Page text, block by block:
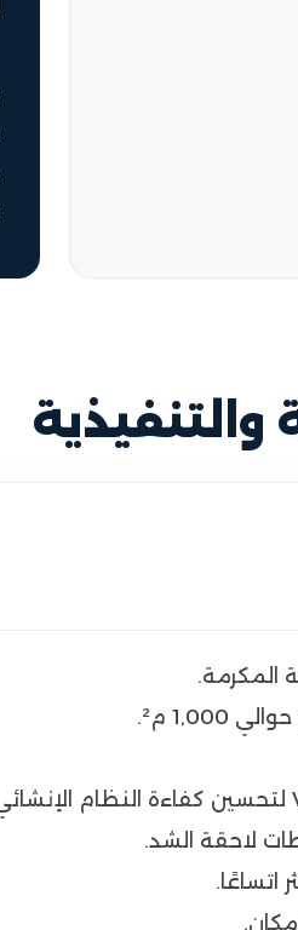
والتنفيذية
م².
لاحقة الشد.
اتساعًا.